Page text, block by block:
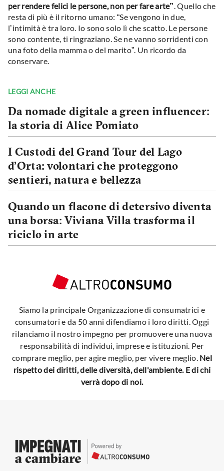
per rendere felici le persone, non per fare arte”. Quello che
resta di più è il ritorno umano: “Se vengono in due,
l’intimità è tra loro. Io sono solo lì che scatto. Le persone
sono contente, ti ringraziano. Se ne vanno sorridenti con
una foto della mamma o del marito”. Un ricordo da
conservare.
LEGGI ANCHE
Da nomade digitale a green influencer:
la storia di Alice Pomiato
I Custodi del Grand Tour del Lago
d’Orta: volontari che proteggono
sentieri, natura e bellezza
Quando un flacone di detersivo diventa
una borsa: Viviana Villa trasforma il
riciclo in arte
Siamo la principale Organizzazione di consumatrici e
consumatori e da 50 anni difendiamo i loro diritti. Oggi
rilanciamo il nostro impegno per promuovere una nuova
responsabilità di individui, imprese e istituzioni. Per
comprare meglio, per agire meglio, per vivere meglio. Nel
rispetto dei diritti, delle diversità, dell'ambiente. E di chi
verrà dopo di noi.